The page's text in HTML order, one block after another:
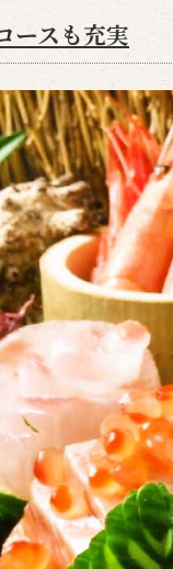
ースも充実